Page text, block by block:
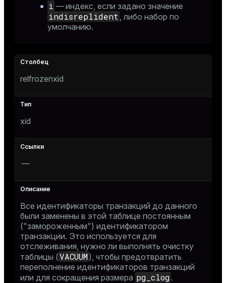
i — индекс, если задано значение
indisreplident , либо набор по
умолчанию.
relfrozenxid
xid
—
Все идентификаторы транзакций до данного
были заменены в этой таблице постоянным
("замороженным") идентификатором
транзакции. Это используется для
отслеживания, нужно ли выполнять очистку
таблицы (VACUUM), чтобы предотвратить
переполнение идентификаторов транзакций
или для сокращения размера pg_clog .